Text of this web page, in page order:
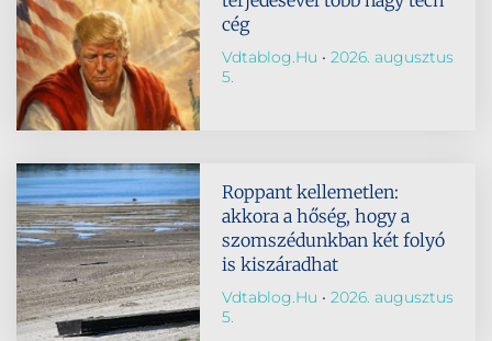
cég
Vdtablog.hu
2026. augusztus
5.
Roppant kellemetlen:
akkora a hőség, hogy a
szomszédunkban két folyó
is kiszáradhat
Vdtablog.hu
2026. augusztus
5.